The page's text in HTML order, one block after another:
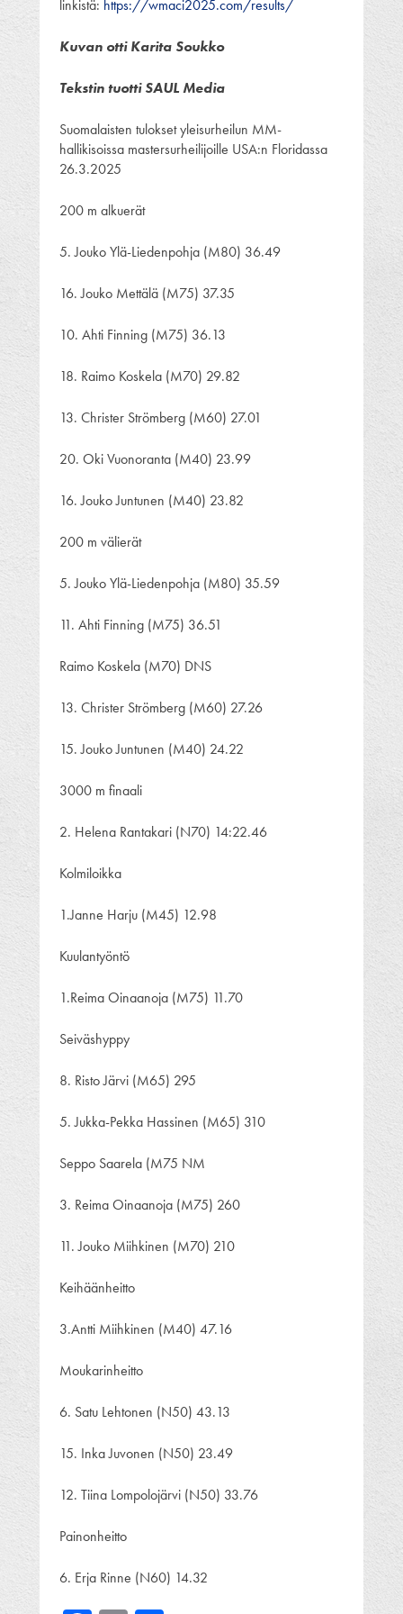
linkistä: https://wmaci2025.com/results/
Kuvan otti Karita Soukko
Tekstin tuotti SAUL Media
Suomalaisten tulokset yleisurheilun MM-
hallikisoissa mastersurheilijoille USA:n Floridassa
26.3.2025
200 m alkuerät
5. Jouko Ylä-Liedenpohja (M80) 36.49
16. Jouko Mettälä (M75) 37.35
10. Ahti Finning (M75) 36.13
18. Raimo Koskela (M70) 29.82
13. Christer Strömberg (M60) 27.01
20. Oki Vuonoranta (M40) 23.99
16. Jouko Juntunen (M40) 23.82
200 m välierät
5. Jouko Ylä-Liedenpohja (M80) 35.59
11. Ahti Finning (M75) 36.51
Raimo Koskela (M70) DNS
13. Christer Strömberg (M60) 27.26
15. Jouko Juntunen (M40) 24.22
3000 m finaali
2. Helena Rantakari (N70) 14:22.46
Kolmiloikka
1.Janne Harju (M45) 12.98
Kuulantyöntö
1.Reima Oinaanoja (M75) 11.70
Seiväshyppy
8. Risto Järvi (M65) 295
5. Jukka-Pekka Hassinen (M65) 310
Seppo Saarela (M75 NM
3. Reima Oinaanoja (M75) 260
11. Jouko Miihkinen (M70) 210
Keihäänheitto
3.Antti Miihkinen (M40) 47.16
Moukarinheitto
6. Satu Lehtonen (N50) 43.13
15. Inka Juvonen (N50) 23.49
12. Tiina Lompolojärvi (N50) 33.76
Painonheitto
6. Erja Rinne (N60) 14.32